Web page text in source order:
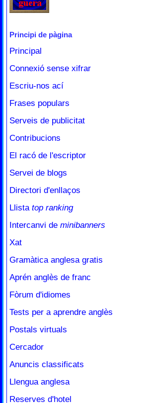
Principi de pàgina
Principal
Connexió sense xifrar
Escriu-nos ací
Frases populars
Serveis de publicitat
Contribucions
El racó de l'escriptor
Servei de blogs
Directori d'enllaços
Llista top ranking
Intercanvi de minibanners
Xat
Gramàtica anglesa gratis
Aprén anglès de franc
Fòrum d'idiomes
Tests per a aprendre anglès
Postals virtuals
Cercador
Anuncis classificats
Llengua anglesa
Reserves d'hotel